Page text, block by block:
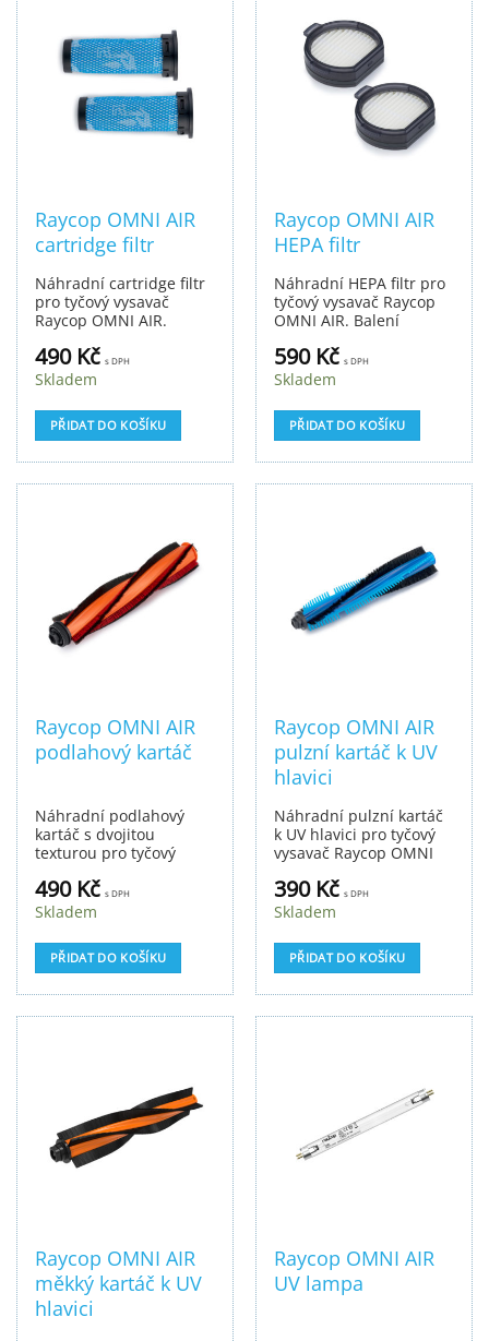
Raycop OMNI AIR
cartridge filtr
Náhradní cartridge filtr
pro tyčový vysavač
Raycop OMNI AIR.
490 Kč s DPH
Skladem
PŘIDAT DO KOŠÍKU
Raycop OMNI AIR
HEPA filtr
Náhradní HEPA filtr pro
tyčový vysavač Raycop
OMNI AIR. Balení
590 Kč s DPH
Skladem
PŘIDAT DO KOŠÍKU
Raycop OMNI AIR
podlahový kartáč
Náhradní podlahový
kartáč s dvojitou
texturou pro tyčový
AIR.
490 Kč s DPH
Skladem
PŘIDAT DO KOŠÍKU
Raycop OMNI AIR
pulzní kartáč k UV
hlavici
Náhradní pulzní kartáč
k UV hlavici pro tyčový
vysavač Raycop OMNI
390 Kč s DPH
Skladem
PŘIDAT DO KOŠÍKU
Raycop OMNI AIR
měkký kartáč k UV
hlavici
Raycop OMNI AIR
UV lampa